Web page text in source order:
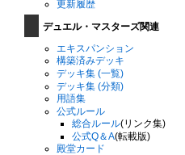
更新履歴
デュエル・マスターズ関連
エキスパンション
構築済みデッキ
デッキ集 (一覧)
デッキ集 (分類)
用語集
公式ルール
総合ルール(リンク集)
公式Q＆A(転載版)
殿堂カード